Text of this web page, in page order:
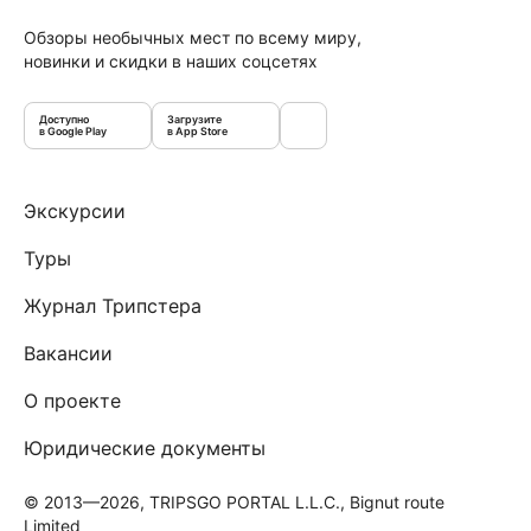
Обзоры необычных мест по всему миру,
новинки и скидки в наших соцсетях
Доступно
в Google Play
Загрузите
в App Store
Экскурсии
Туры
Журнал Трипстера
Вакансии
О проекте
Юридические документы
© 2013—2026, TRIPSGO PORTAL L.L.C., Bignut route
Limited